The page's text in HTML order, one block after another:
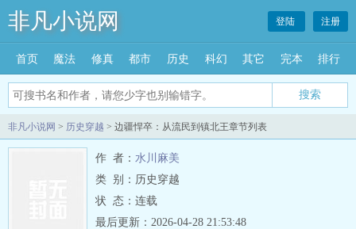
非凡小说网
搜索
登陆 注册
首页 魔法 修真 都市 历史 科幻 其它 完本 排行
非凡小说网 > 历史穿越 > 边疆悍卒：从流民到镇北王章节列表
作 者： 水川麻美
类 别：历史穿越
状 态：连载
最后更新：2026-04-28 21:53:48